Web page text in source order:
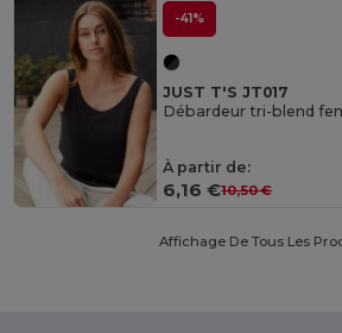
-41%
JUST T'S JT017
Débardeur tri-blend
À partir de:
6,16 €10,50 €
Affichage De Tous Les